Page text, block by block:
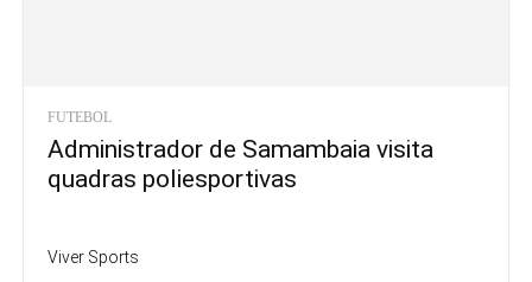
FUTEBOL
Administrador de Samambaia visita
quadras poliesportivas
Viver Sports